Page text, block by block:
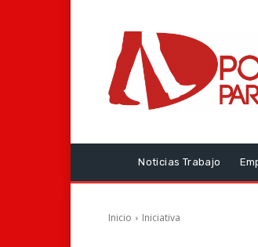
Noticias Trabajo
Inicio Iniciativa